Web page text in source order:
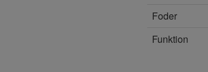
Foder
Funktion